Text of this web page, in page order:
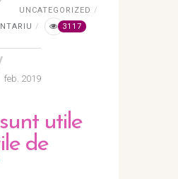
UNCATEGORIZED
3117
feb. 2019
utile
de